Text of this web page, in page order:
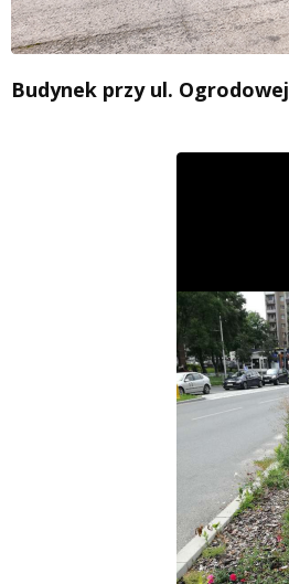
Budynek przy ul. Ogrodowej